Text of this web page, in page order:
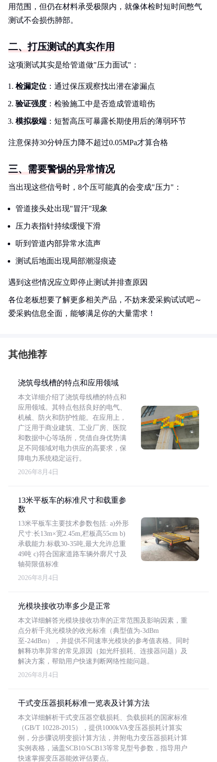
用范围，但仍在材料承受极限内，就像体检时短时间憋气
测试不会损伤肺部。
二、打压测试的真实作用
这项测试其实是给管道做"压力面试"：
检漏定位 ：通过保压观察找出潜在渗漏点
验证强度 ：检验施工中是否造成管道暗伤
模拟极端 ：短暂高压可暴露长期使用后的薄弱环节
注意保持30分钟压力降不超过0.05MPa才算合格
三、需要警惕的异常情况
当出现这些信号时，8个压可能真的会变成"压力"：
管道接头处出现"冒汗"现象
压力表指针持续缓慢下滑
听到管道内部异常水流声
测试后地面出现局部潮湿痕迹
遇到这些情况应立即停止测试并排查原因
各位老板想要了解更多相关产品，不妨来爱采购试试吧～
爱采购信息全面，能够满足你的大量需求！
其他推荐
浇筑母线槽的特点和应用领域
本文详细介绍了浇筑母线槽的特点和
应用领域。其特点包括良好的电气、
机械、防火和防护性能。在应用上，
广泛用于商业建筑、工业厂房、医院
和数据中心等场所，凭借自身优势满
足不同领域对电力供应的高要求，保
障电力系统稳定运行。
2026年8月4日
13米平板车的标准尺寸和载重参
数
13米平板车主要技术参数包括: a)外形
尺寸:长13m×宽2.45m,栏板高55cm b)
承载能力:标载30-35吨,最大允许总重
49吨 c)符合国家道路车辆外廓尺寸及
轴荷限值标准
2026年8月4日
光模块接收功率多少是正常
本文详细解答光模块接收功率的正常范围及影响因素，重
点分析千兆光模块的收光标准（典型值为-3dBm
至-24dBm），并提供不同速率光模块的参考值表格。同时
解释功率异常的常见原因（如光纤损耗、连接器问题）及
解决方案，帮助用户快速判断网络性能问题。
2026年8月4日
干式变压器损耗标准一览表及计算方法
本文详细解析干式变压器空载损耗、负载损耗的国家标准
（GB/T 10228-2015），提供1000kVA变压器损耗计算实
例，分步骤说明变损计算方法，并附电力变压器损耗计算
实例表格，涵盖SCB10/SCB13等常见型号参数，指导用户
快速掌握变压器能效评估要点。